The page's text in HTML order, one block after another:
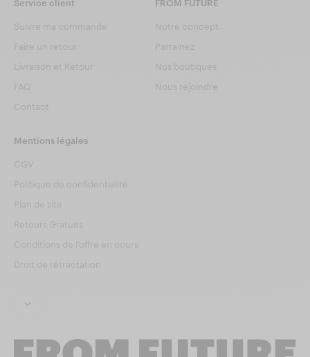
Service client
Suivre ma commande
Faire un retour
Livraison et Retour
FAQ
Contact
FROM FUTURE
Notre concept
Parrainez
Nos boutiques
Nous rejoindre
Mentions légales
CGV
Politique de confidentialité
Plan de site
Retours Gratuits
Conditions de l'offre en cours
Droit de rétractation